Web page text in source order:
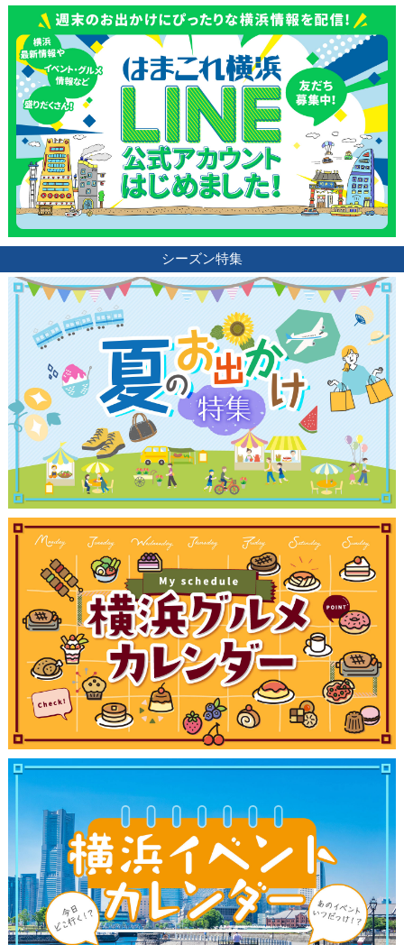
シーズン特集
観光ガイド
ランキング
ブログ記事
サイトについて